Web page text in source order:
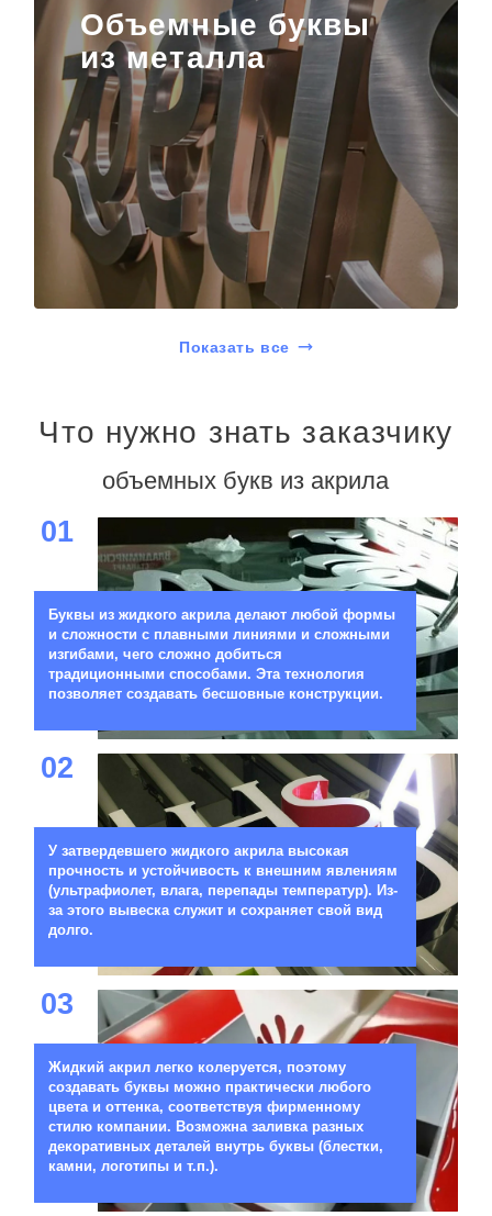
Объемные буквы
из металла
Показать все
Что нужно знать заказчику
объемных букв из акрила
01
Буквы из жидкого акрила делают любой формы
и сложности с плавными линиями и сложными
изгибами, чего сложно добиться
традиционными способами. Эта технология
позволяет создавать бесшовные конструкции.
02
У затвердевшего жидкого акрила высокая
прочность и устойчивость к внешним явлениям
(ультрафиолет, влага, перепады температур). Из-
за этого вывеска служит и сохраняет свой вид
долго.
03
Жидкий акрил легко колеруется, поэтому
создавать буквы можно практически любого
цвета и оттенка, соответствуя фирменному
стилю компании. Возможна заливка разных
декоративных деталей внутрь буквы (блестки,
камни, логотипы и т.п.).